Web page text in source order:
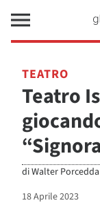
TEATRO
Teatro
diWalter Porcedda
18 Aprile 2023